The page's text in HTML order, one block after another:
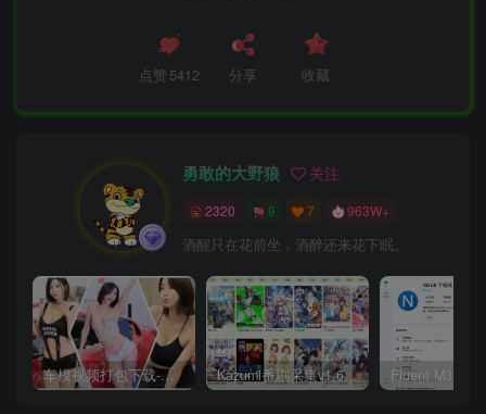
点赞 5412 分享 收藏
勇敢的大野狼 关注
2320 9 7 963W+
酒醒只在花前坐，酒醉还来花下眠。
车模视频打包下载-高清无水印版 Kazumi番剧采集v1.6.9：支持自定义规则+在线观看+弹幕，跨平台下载